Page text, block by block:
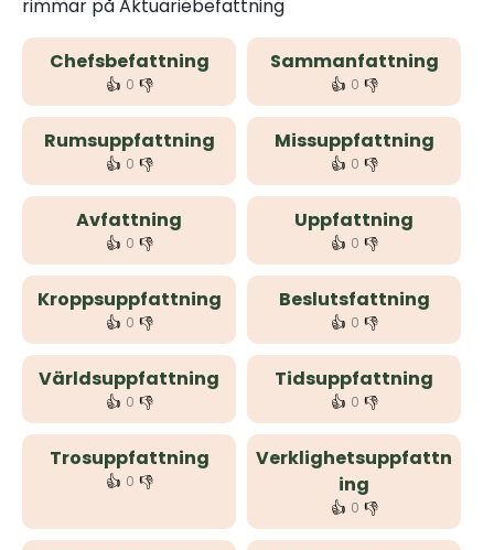
rimmar på Aktuariebefattning
Chefsbefattning
👍 0 👎
Sammanfattning
👍 0 👎
Rumsuppfattning
👍 0 👎
Missuppfattning
👍 0 👎
Avfattning
👍 0 👎
Uppfattning
👍 0 👎
Kroppsuppfattning
👍 0 👎
Beslutsfattning
👍 0 👎
Världsuppfattning
👍 0 👎
Tidsuppfattning
👍 0 👎
Trosuppfattning
👍 0 👎
Verklighetsuppfattn
ing
👍 0 👎